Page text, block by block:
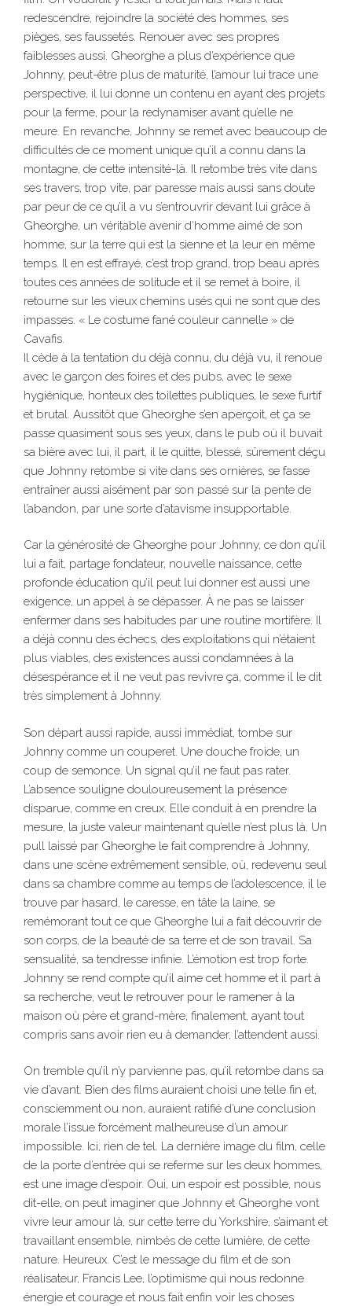
redescendre, rejoindre la société des hommes, ses
pièges, ses faussetés. Renouer avec ses propres
faiblesses aussi. Gheorghe a plus d’expérience que
Johnny, peut-être plus de maturité, l’amour lui trace une
perspective, il lui donne un contenu en ayant des projets
pour la ferme, pour la redynamiser avant qu’elle ne
meure. En revanche, Johnny se remet avec beaucoup de
difficultés de ce moment unique qu’il a connu dans la
montagne, de cette intensité-là. Il retombe très vite dans
ses travers, trop vite, par paresse mais aussi sans doute
par peur de ce qu’il a vu s’entrouvrir devant lui grâce à
Gheorghe, un véritable avenir d’homme aimé de son
homme, sur la terre qui est la sienne et la leur en même
temps. Il en est effrayé, c’est trop grand, trop beau après
toutes ces années de solitude et il se remet à boire, il
retourne sur les vieux chemins usés qui ne sont que des
impasses. « Le costume fané couleur cannelle » de
Cavafis.
Il cède à la tentation du déjà connu, du déjà vu, il renoue
avec le garçon des foires et des pubs, avec le sexe
hygiénique, honteux des toilettes publiques, le sexe furtif
et brutal. Aussitôt que Gheorghe s’en aperçoit, et ça se
passe quasiment sous ses yeux, dans le pub où il buvait
sa bière avec lui, il part, il le quitte, blessé, sûrement déçu
que Johnny retombe si vite dans ses ornières, se fasse
entraîner aussi aisément par son passé sur la pente de
l’abandon, par une sorte d’atavisme insupportable.
Car la générosité de Gheorghe pour Johnny, ce don qu’il
lui a fait, partage fondateur, nouvelle naissance, cette
profonde éducation qu’il peut lui donner est aussi une
exigence, un appel à se dépasser. À ne pas se laisser
enfermer dans ses habitudes par une routine mortifère. Il
a déjà connu des échecs, des exploitations qui n’étaient
plus viables, des existences aussi condamnées à la
désespérance et il ne veut pas revivre ça, comme il le dit
très simplement à Johnny.
Son départ aussi rapide, aussi immédiat, tombe sur
Johnny comme un couperet. Une douche froide, un
coup de semonce. Un signal qu’il ne faut pas rater.
L’absence souligne douloureusement la présence
disparue, comme en creux. Elle conduit à en prendre la
mesure, la juste valeur maintenant qu’elle n’est plus là. Un
pull laissé par Gheorghe le fait comprendre à Johnny,
dans une scène extrêmement sensible, où, redevenu seul
dans sa chambre comme au temps de l’adolescence, il le
trouve par hasard, le caresse, en tâte la laine, se
remémorant tout ce que Gheorghe lui a fait découvrir de
son corps, de la beauté de sa terre et de son travail. Sa
sensualité, sa tendresse infinie. L’émotion est trop forte.
Johnny se rend compte qu’il aime cet homme et il part à
sa recherche, veut le retrouver pour le ramener à la
maison où père et grand-mère, finalement, ayant tout
compris sans avoir rien eu à demander, l’attendent aussi.
On tremble qu’il n’y parvienne pas, qu’il retombe dans sa
vie d’avant. Bien des films auraient choisi une telle fin et,
consciemment ou non, auraient ratifié d’une conclusion
morale l’issue forcément malheureuse d’un amour
impossible. Ici, rien de tel. La dernière image du film, celle
de la porte d’entrée qui se referme sur les deux hommes,
est une image d’espoir. Oui, un espoir est possible, nous
dit-elle, on peut imaginer que Johnny et Gheorghe vont
vivre leur amour là, sur cette terre du Yorkshire, s’aimant et
travaillant ensemble, nimbés de cette lumière, de cette
nature. Heureux. C’est le message du film et de son
réalisateur, Francis Lee, l’optimisme qui nous redonne
énergie et courage et nous fait enfin voir les choses